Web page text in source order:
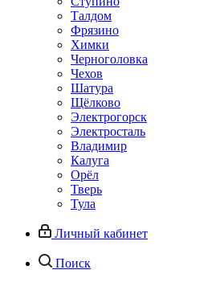
Талдом
Фрязино
Химки
Черноголовка
Чехов
Шатура
Щёлково
Электрогорск
Электросталь
Владимир
Калуга
Орёл
Тверь
Тула
Личный кабинет
Поиск